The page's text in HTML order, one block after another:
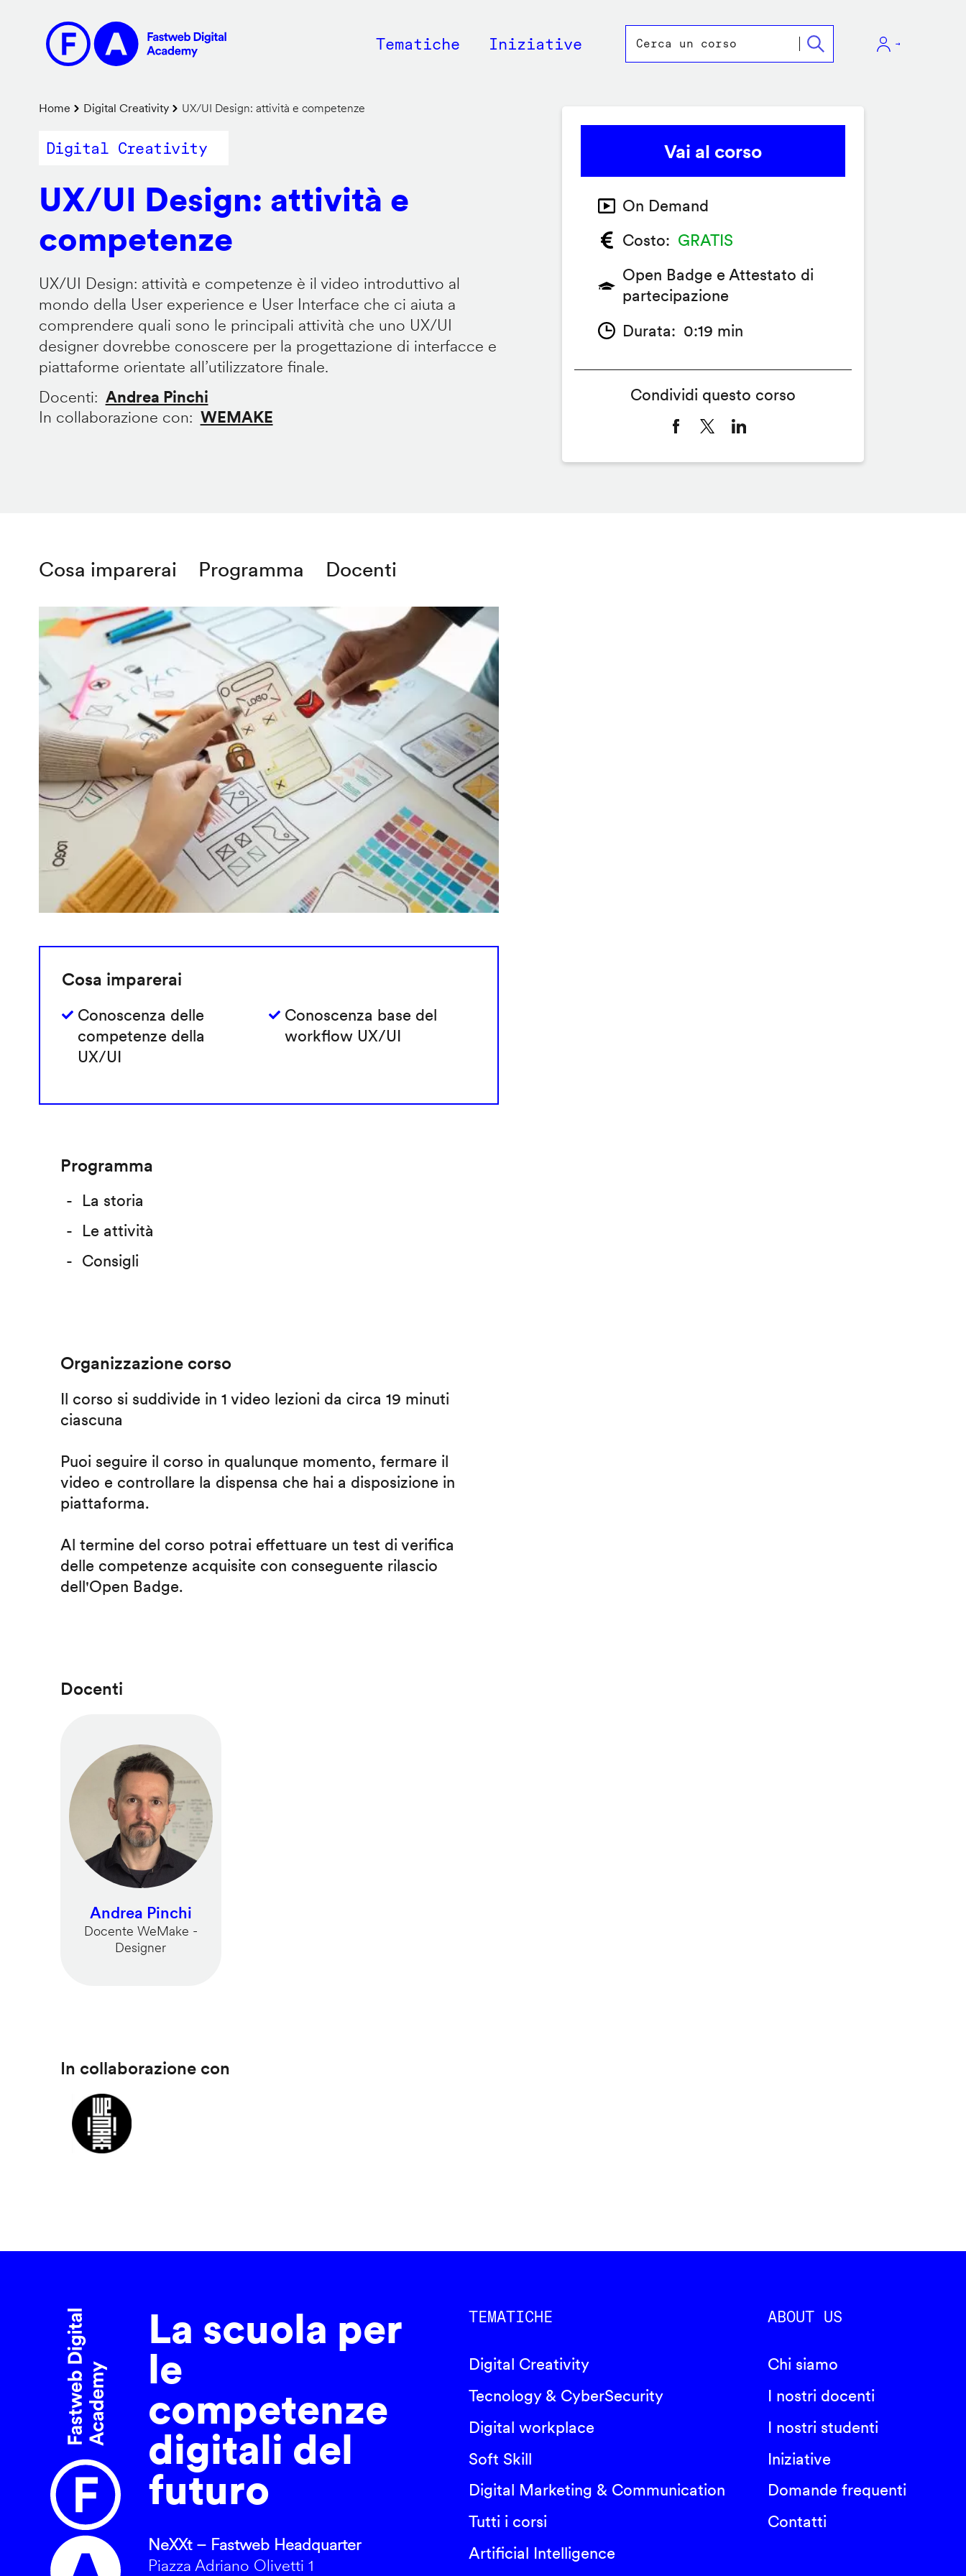
contenuto
principale
Main
Tematiche Iniziative
Briciole
di
Home Digital Creativity UX/UI Design: attività e competenze
Digital Creativity
UX/UI Design: attività e
competenze
UX/UI Design: attività e competenze è il video introduttivo al
mondo della User experience e User Interface che ci aiuta a
comprendere quali sono le principali attività che uno UX/UI
designer dovrebbe conoscere per la progettazione di interfacce e
piattaforme orientate all’utilizzatore finale.
Docenti
Andrea Pinchi
In collaborazione con
WEMAKE
Cosa imparerai Programma Docenti
Cosa imparerai
Conoscenza delle
competenze della
UX/UI
Conoscenza base del
workflow UX/UI
Programma
La storia
Le attività
Consigli
Organizzazione corso
Il corso si suddivide in 1 video lezioni da circa 19 minuti
ciascuna
Puoi seguire il corso in qualunque momento, fermare il
video e controllare la dispensa che hai a disposizione in
piattaforma.
Al termine del corso potrai effettuare un test di verifica
delle competenze acquisite con conseguente rilascio
dell'Open Badge.
Docenti
Andrea Pinchi
Docente WeMake -
Designer
In collaborazione con
Vai al corso
On Demand
Costo
GRATIS
Open Badge e Attestato di
partecipazione
Durata
0:19 min
Condividi questo corso
La scuola per
le
competenze
digitali del
futuro
NeXXt – Fastweb Headquarter
Piazza Adriano Olivetti 1
TEMATICHE
Digital Creativity
Tecnology & CyberSecurity
Digital workplace
Soft Skill
Digital Marketing & Communication
Tutti i corsi
Artificial Intelligence
ABOUT US
Chi siamo
I nostri docenti
I nostri studenti
Iniziative
Domande frequenti
Contatti